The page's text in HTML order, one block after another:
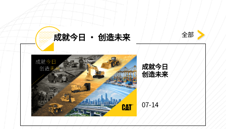
成就今日 · 创造未来 全部
成就今日
创造未来
07-14